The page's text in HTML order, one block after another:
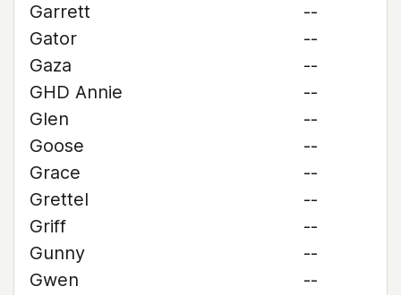
Garrett
--
Gator
--
Gaza
--
GHD Annie
--
Glen
--
Goose
--
Grace
--
Grettel
--
Griff
--
Gunny
--
Gwen
--